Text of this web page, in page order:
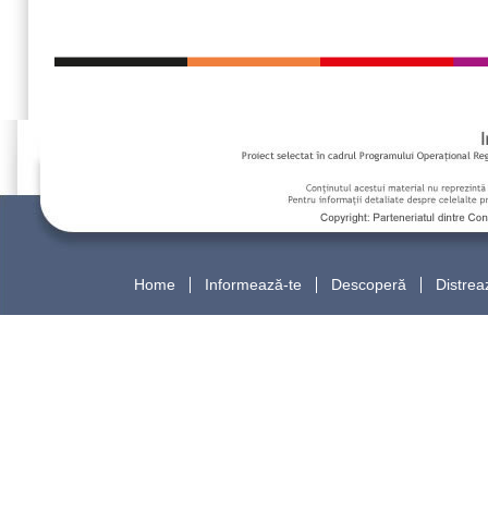
Home Informează-te Descoperă